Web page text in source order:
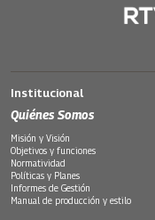
Institucional
Quiénes Somos
Misión y Visión
Objetivos y funciones
Normatividad
Políticas y Planes
Informes de Gestión
Manual de producción y estilo